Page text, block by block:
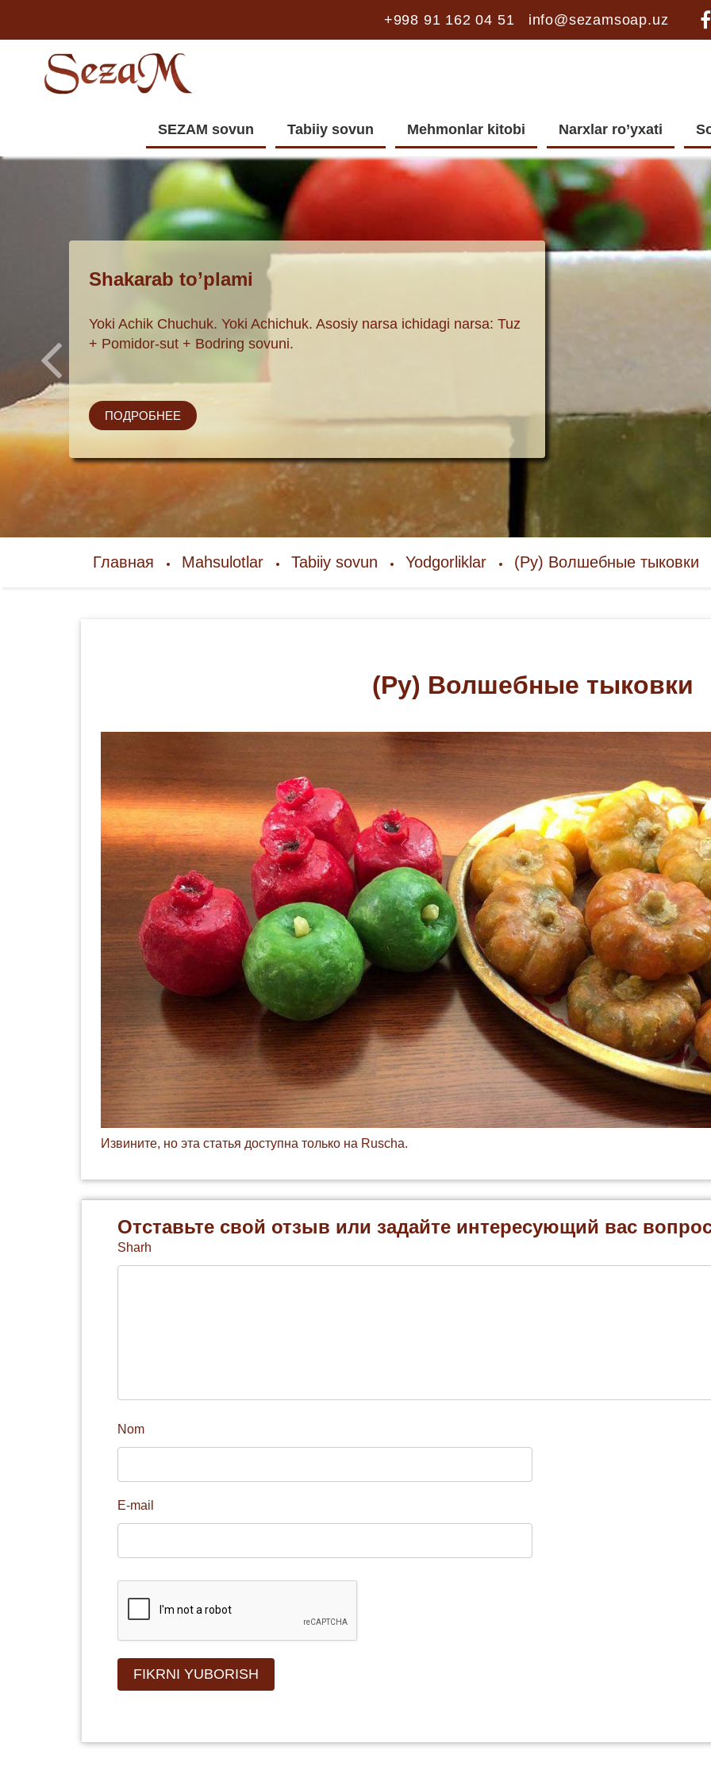
+998 91 162 04 51 info@sezamsoap.uz
SEZAM sovun Tabiiy sovun Mehmonlar kitobi Narxlar ro’yxati
Shakarab to’plami
Yoki Achik Chuchuk. Yoki Achichuk. Asosiy narsa ichidagi narsa: Tuz
+ Pomidor-sut + Bodring sovuni.
ПОДРОБНЕЕ
Главная Mahsulotlar Tabiiy sovun Yodgorliklar (Ру) Волшебные тыковки
(Ру) Волшебные тыковки
Извините, но эта статья доступна только на Ruscha.
Отставьте свой отзыв или задайте интересующий вас
Sharh
Nom
E-mail